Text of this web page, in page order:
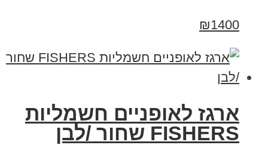
₪1400
ארגז לאופניים חשמליות
FISHERS שחור /לבן